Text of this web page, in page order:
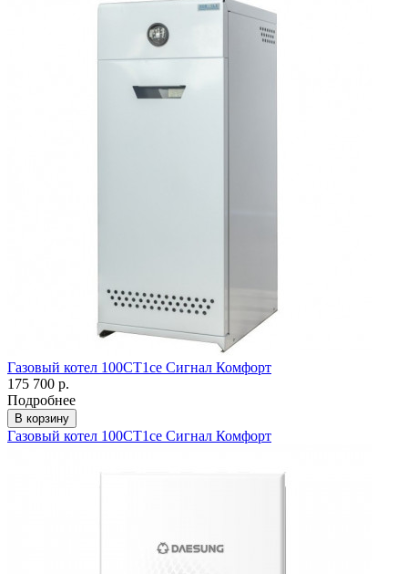
Газовый котел 100СТ1се Сигнал Комфорт
175 700 р.
Подробнее
В корзину
Газовый котел 100СТ1се Сигнал Комфорт